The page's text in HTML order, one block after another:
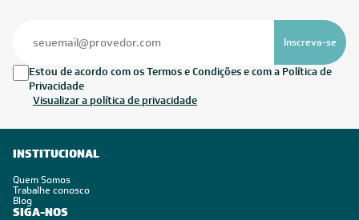
Inscreva-se
Estou de acordo com os Termos e Condições e com a Política de
Privacidade
Visualizar a política de privacidade
INSTITUCIONAL
Quem Somos
Trabalhe conosco
Blog
SIGA-NOS